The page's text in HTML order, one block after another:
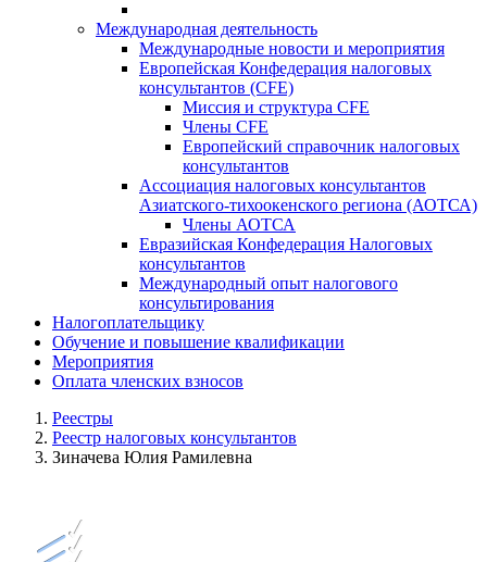
Международная деятельность
Международные новости и мероприятия
Европейская Конфедерация налоговых
консультантов (CFE)
Миссия и структура CFE
Члены CFE
Европейский справочник налоговых
консультантов
Ассоциация налоговых консультантов
Азиатского-тихоокенского региона (АОТСА)
Члены АОТСА
Евразийская Конфедерация Налоговых
консультантов
Международный опыт налогового
консультирования
Налогоплательщику
Обучение и повышение квалификации
Мероприятия
Оплата членских взносов
Реестры
Реестр налоговых консультантов
Зиначева Юлия Рамилевна